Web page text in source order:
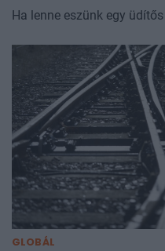
Ha lenne eszünk egy
GLOBÁL